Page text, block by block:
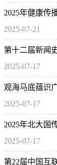
2025年健康传
2025-07-21
第十二届新闻
利举行
2025-07-17
观海马底蕴识
实践团首日纪实
2025-07-17
2025年北大国
路兴边惠民生”
2025-07-17
第22届中国互